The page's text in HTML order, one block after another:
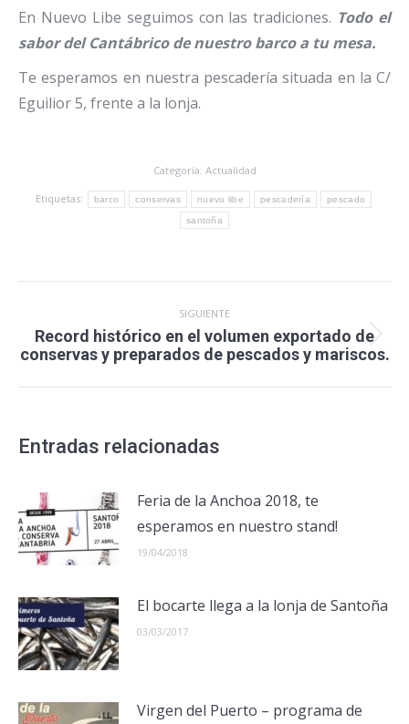
En Nuevo Libe seguimos con las tradiciones. Todo el
sabor del Cantábrico de nuestro barco a tu mesa.
Te esperamos en nuestra pescadería situada en la C/
Eguilior 5, frente a la lonja.
Categoría: Actualidad
Etiquetas: barco conservas nuevo libe pescadería pescado
santoña
publicaciones
SIGUIENTE
Publicación
siguiente:
Record histórico en el volumen exportado de
conservas y preparados de pescados y mariscos.
Entradas relacionadas
Feria de la Anchoa 2018, te
esperamos en nuestro stand!
19/04/2018
El bocarte llega a la lonja de Santoña
03/03/2017
Virgen del Puerto – programa de